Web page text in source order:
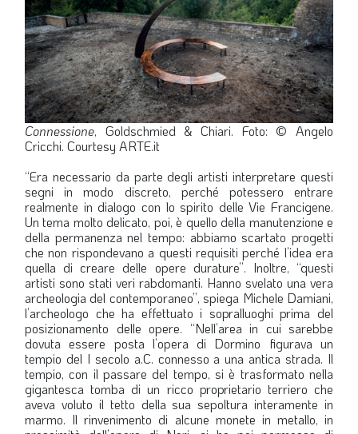
Connessione, Goldschmied & Chiari. Foto: © Angelo
Cricchi. Courtesy ARTE.it
“Era necessario da parte degli artisti interpretare questi
segni in modo discreto, perché potessero entrare
realmente in dialogo con lo spirito delle Vie Francigene.
Un tema molto delicato, poi, è quello della manutenzione e
della permanenza nel tempo: abbiamo scartato progetti
che non rispondevano a questi requisiti perché l’idea era
quella di creare delle opere durature”. Inoltre, “questi
artisti sono stati veri rabdomanti. Hanno svelato una vera
archeologia del contemporaneo”, spiega Michele Damiani,
l’archeologo che ha effettuato i sopralluoghi prima del
posizionamento delle opere. “Nell’area in cui sarebbe
dovuta essere posta l’opera di Dormino figurava un
tempio del I secolo a.C. connesso a una antica strada. Il
tempio, con il passare del tempo, si è trasformato nella
gigantesca tomba di un ricco proprietario terriero che
aveva voluto il tetto della sua sepoltura interamente in
marmo. Il rinvenimento di alcune monete in metallo, in